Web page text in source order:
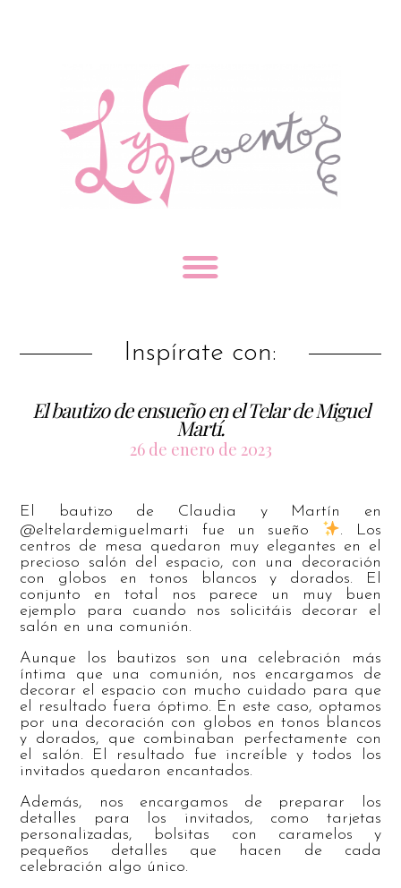
Inspírate con:
El bautizo de ensueño en el Telar de Miguel
Martí.
26 de enero de 2023
El bautizo de Claudia y Martín en
@eltelardemiguelmarti fue un sueño
. Los
centros de mesa quedaron muy elegantes en el
precioso salón del espacio, con una decoración
con globos en tonos blancos y dorados. El
conjunto en total nos parece un muy buen
ejemplo para cuando nos solicitáis decorar el
salón en una comunión.
Aunque los bautizos son una celebración más
íntima que una comunión, nos encargamos de
decorar el espacio con mucho cuidado para que
el resultado fuera óptimo. En este caso, optamos
por una decoración con globos en tonos blancos
y dorados, que combinaban perfectamente con
el salón. El resultado fue increíble y todos los
invitados quedaron encantados.
Además, nos encargamos de preparar los
detalles para los invitados, como tarjetas
personalizadas, bolsitas con caramelos y
pequeños detalles que hacen de cada
celebración algo único.